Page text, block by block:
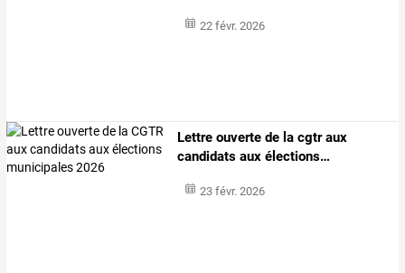
22 févr. 2026
Lettre ouverte de la cgtraux
candidats aux élections…
23 févr. 2026